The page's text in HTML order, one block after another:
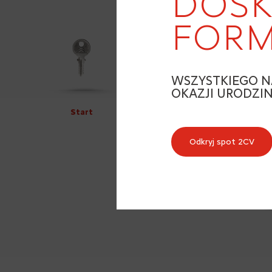
WSZYSTKIEGO
OKAZJI URODZIN
Odkryj spot 2CV
Start